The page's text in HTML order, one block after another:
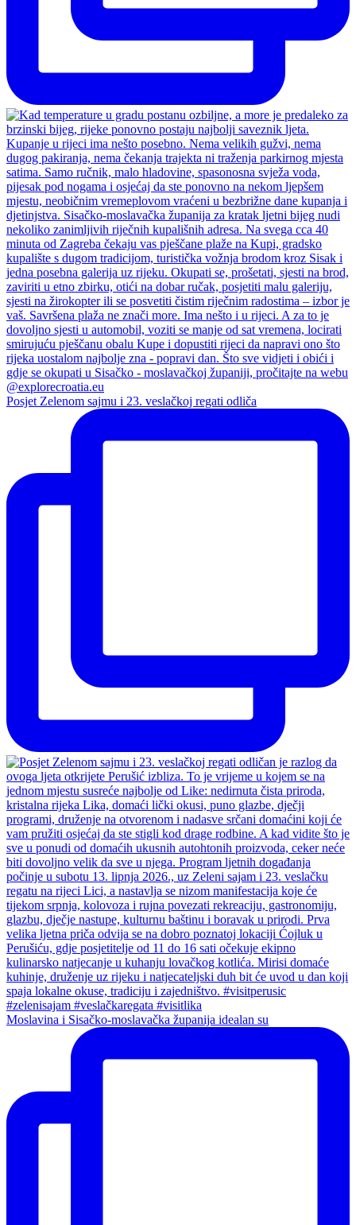
Posjet Zelenom sajmu i 23. veslačkoj regati odliča
Moslavina i Sisačko-moslavačka županija idealan su